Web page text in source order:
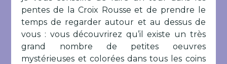
pentes de la Croix Rousse et de prendre le
temps de regarder autour et au dessus de
vous : vous découvrirez qu’il existe un très
grand nombre de petites oeuvres
mystérieuses et colorées dans tous les coins